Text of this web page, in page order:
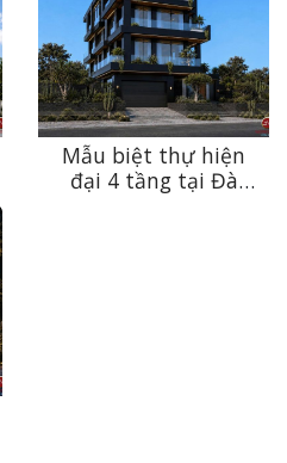
Mẫu biệt thự hiện
đại 4 tầng tại Đà